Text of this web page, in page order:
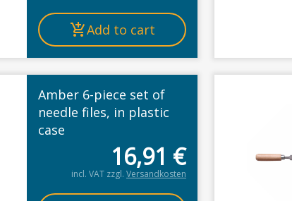
Add to cart
Amber 6-piece set of
needle files, in plastic
case
16,91 €
incl. VAT zzgl. Versandkosten